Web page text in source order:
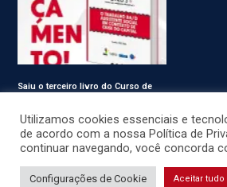
Saiu o terceiro livro do Curso de
© CRESS-SE 2022. Todos os
Utilizamos cookies essenciais e
de acordo com a nossa Política de
continuar navegando, você concorda
Configurações de Cookie Aceitar tudo